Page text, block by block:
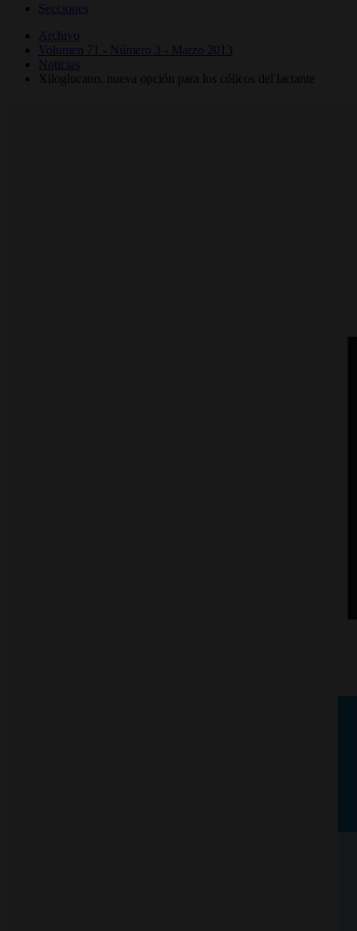
Secciones
Archivo
Volumen 71 - Número 3 - Marzo 2013
Noticias
Xiloglucano, nueva opción para los cólicos del lactante